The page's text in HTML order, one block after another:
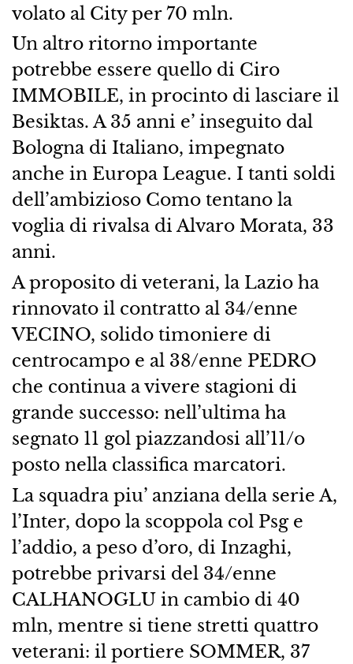
volato al City per 70 mln.
Un altro ritorno importante
potrebbe essere quello di Ciro
IMMOBILE, in procinto di lasciare il
Besiktas. A 35 anni e’ inseguito dal
Bologna di Italiano, impegnato
anche in Europa League. I tanti soldi
dell’ambizioso Como tentano la
voglia di rivalsa di Alvaro Morata, 33
anni.
A proposito di veterani, la Lazio ha
rinnovato il contratto al 34/enne
VECINO, solido timoniere di
centrocampo e al 38/enne PEDRO
che continua a vivere stagioni di
grande successo: nell’ultima ha
segnato 11 gol piazzandosi all’11/o
posto nella classifica marcatori.
La squadra piu’ anziana della serie A,
l’Inter, dopo la scoppola col Psg e
l’addio, a peso d’oro, di Inzaghi,
potrebbe privarsi del 34/enne
CALHANOGLU in cambio di 40
mln, mentre si tiene stretti quattro
veterani: il portiere SOMMER, 37